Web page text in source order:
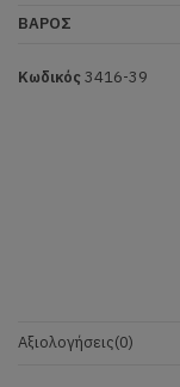
ΒΑΡΟΣ
Κωδικός3416-39
Αξιολογήσεις(0)